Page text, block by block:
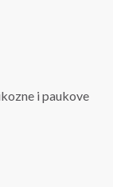
i paukove